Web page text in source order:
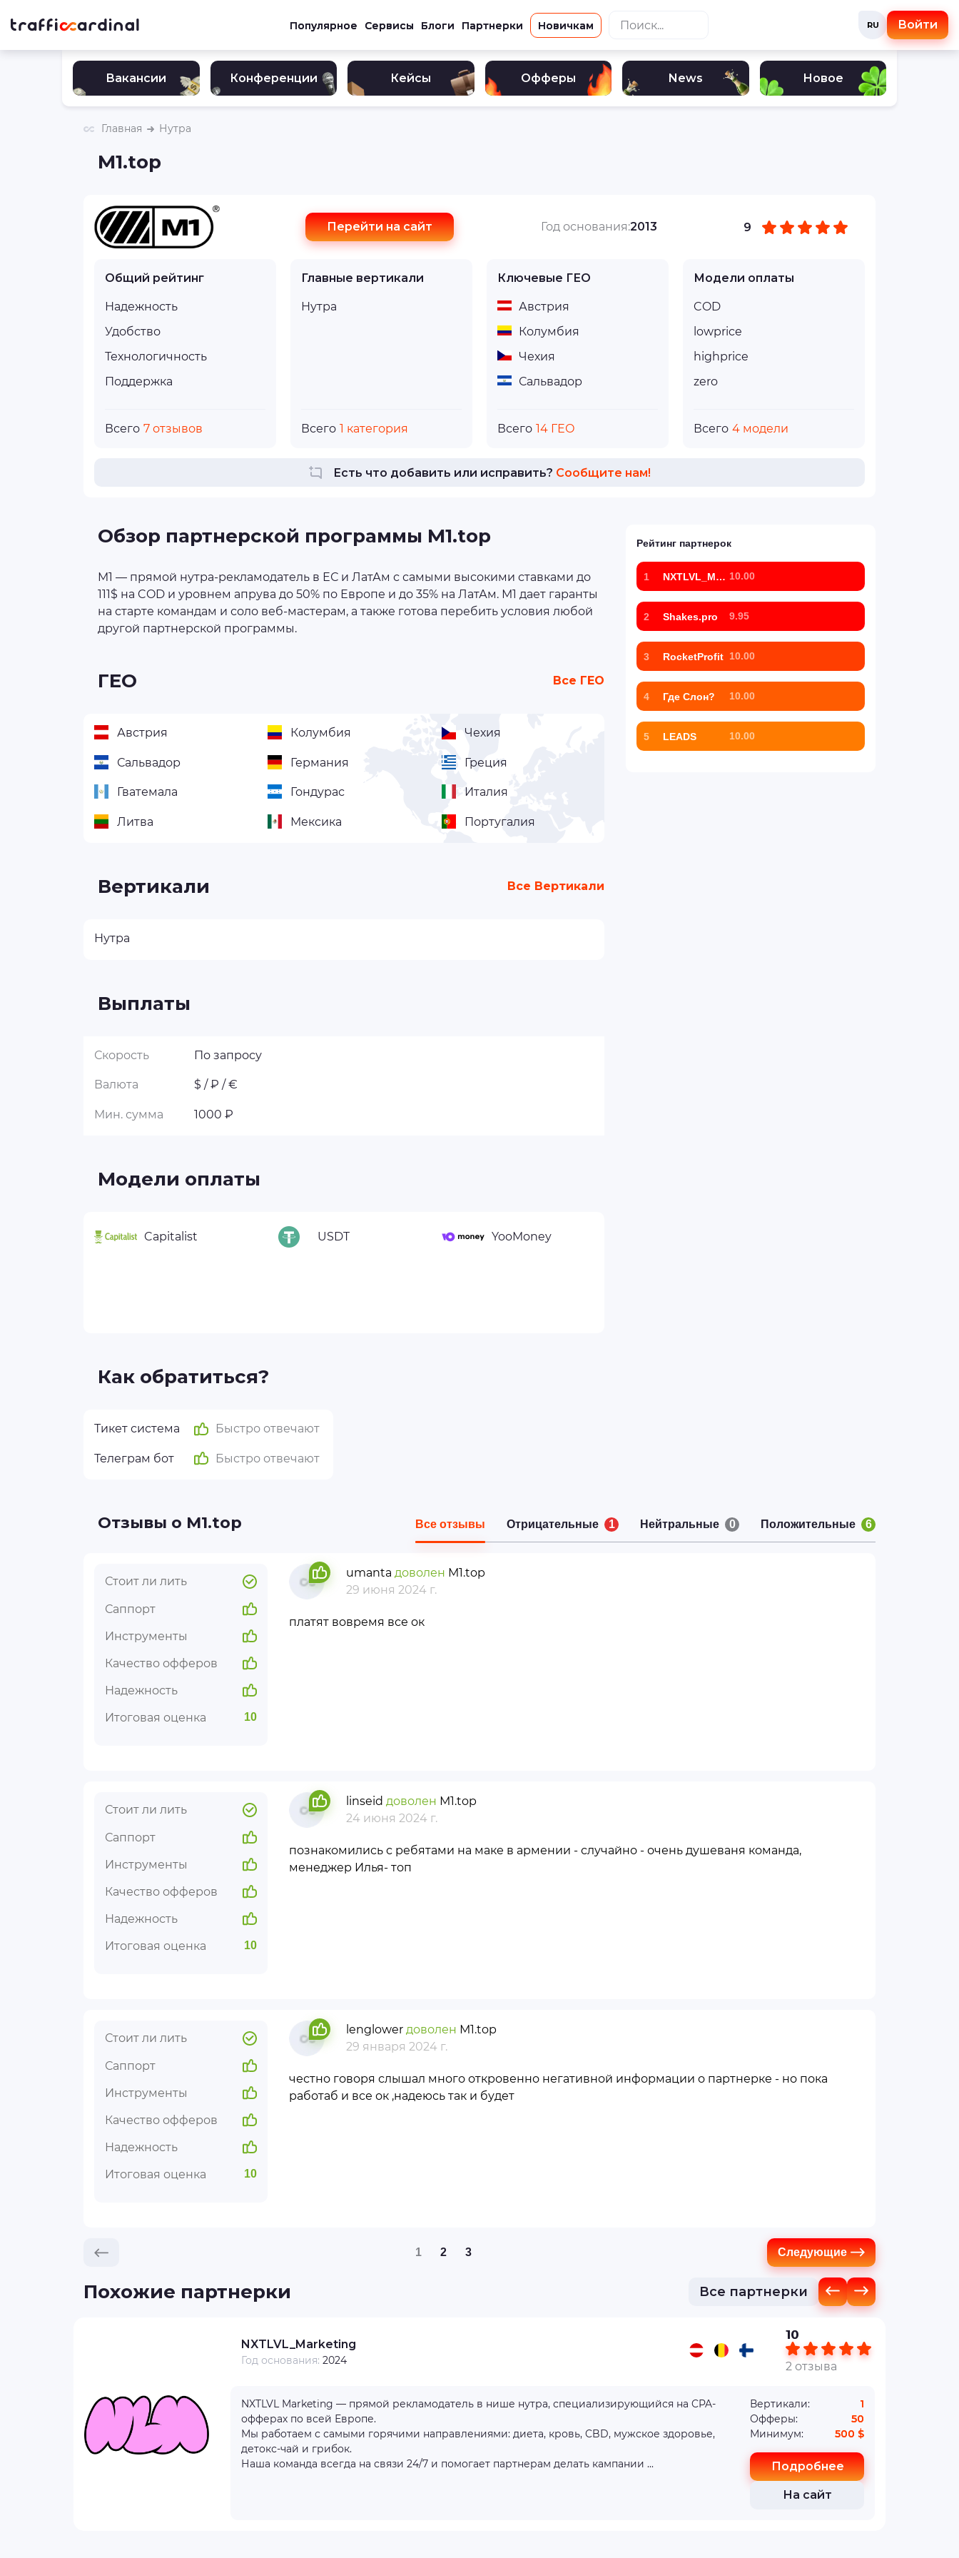
Популярное Сервисы Блоги Партнерки Новичкам RU Войти
Вакансии Конференции Кейсы Офферы News Новое
Главная Нутра
М1.top
Перейти на сайт Год основания:2013 9
Общий рейтинг
Надежность
Удобство
Технологичность
Поддержка
Всего 7 отзывов
Главные вертикали
Нутра
Всего 1 категория
Ключевые ГЕО
Австрия
Колумбия
Чехия
Сальвадор
Всего 14 ГЕО
Модели оплаты
COD
lowprice
highprice
zero
Всего 4 модели
Есть что добавить или исправить? Сообщите нам!
Обзор партнерской программы М1.top
M1 — прямой нутра-рекламодатель в ЕС и ЛатАм с самыми высокими ставками до
111$ на COD и уровнем апрува до 50% по Европе и до 35% на ЛатАм. М1 дает гаранты
на старте командам и соло веб-мастерам, а также готова перебить условия любой
другой партнерской программы.
ГЕО Все ГЕО
Австрия Колумбия Чехия
Сальвадор Германия Греция
Гватемала Гондурас Италия
Литва Мексика Португалия
Вертикали Все Вертикали
Нутра
Выплаты
Скорость По запросу
Валюта $ / ₽ / €
Мин. сумма 1000 ₽
Модели оплаты
Capitalist USDT YooMoney
Как обратиться?
Тикет система Быстро отвечают
Телеграм бот Быстро отвечают
Рейтинг партнерок
1 NXTLVL_Marketing 10.00
2 Shakes.pro 9.95
3 RocketProfit 10.00
4 Где Слон? 10.00
5 LEADS 10.00
Отзывы о М1.top Все отзывы Отрицательные 1 Нейтральные 0 Положительные 6
Стоит ли лить
Саппорт
Инструменты
Качество офферов
Надежность
Итоговая оценка
10
umanta доволен М1.top
29 июня 2024 г.
платят вовремя все ок
Стоит ли лить
Саппорт
Инструменты
Качество офферов
Надежность
Итоговая оценка
10
linseid доволен М1.top
24 июня 2024 г.
познакомились с ребятами на маке в армении - случайно - очень душеваня команда,
менеджер Илья- топ
Стоит ли лить
Саппорт
Инструменты
Качество офферов
Надежность
Итоговая оценка
10
lenglower доволен М1.top
29 января 2024 г.
честно говоря слышал много откровенно негативной информации о партнерке - но пока
работаб и все ок ,надеюсь так и будет
1 2 3 Следующие
Похожие партнерки Все партнерки
NXTLVL_Marketing
Год основания: 2024
10
2 отзыва
NXTLVL Marketing — прямой рекламодатель в нише нутра, специализирующийся на CPA-
офферах по всей Европе.
Мы работаем с самыми горячими направлениями: диета, кровь, CBD, мужское здоровье,
детокс-чай и грибок.
Наша команда всегда на связи 24/7 и помогает партнерам делать кампании ...
Вертикали:
1
Офферы:
50
Минимум:
500 $
Подробнее
На сайт